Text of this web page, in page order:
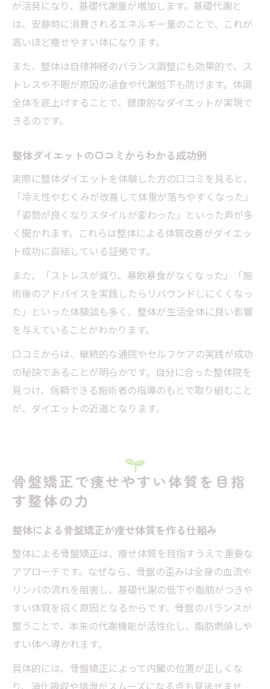
が活発になり、基礎代謝量が増加します。基礎代謝と
は、安静時に消費されるエネルギー量のことで、これが
高いほど痩せやすい体になります。
また、整体は自律神経のバランス調整にも効果的で、ス
トレスや不眠が原因の過食や代謝低下も防げます。体調
全体を底上げすることで、健康的なダイエットが実現で
きるのです。
整体ダイエットの口コミからわかる成功例
実際に整体ダイエットを体験した方の口コミを見ると、
「冷え性やむくみが改善して体重が落ちやすくなった」
「姿勢が良くなりスタイルが変わった」といった声が多
く聞かれます。これらは整体による体質改善がダイエッ
ト成功に直結している証拠です。
また、「ストレスが減り、暴飲暴食がなくなった」「施
術後のアドバイスを実践したらリバウンドしにくくなっ
た」といった体験談も多く、整体が生活全体に良い影響
を与えていることがわかります。
口コミからは、継続的な通院やセルフケアの実践が成功
の秘訣であることが明らかです。自分に合った整体院を
見つけ、信頼できる施術者の指導のもとで取り組むこと
が、ダイエットの近道となります。
骨盤矯正で痩せやすい体質を目指
す整体の力
整体による骨盤矯正が痩せ体質を作る仕組み
整体による骨盤矯正は、痩せ体質を目指すうえで重要な
アプローチです。なぜなら、骨盤の歪みは全身の血流や
リンパの流れを阻害し、基礎代謝の低下や脂肪がつきや
すい体質を招く原因となるからです。骨盤のバランスが
整うことで、本来の代謝機能が活性化し、脂肪燃焼しや
すい体へ導かれます。
具体的には、骨盤矯正によって内臓の位置が正しくな